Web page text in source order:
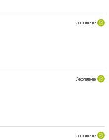
Лесопиление
Лесопиление
Лесопиление